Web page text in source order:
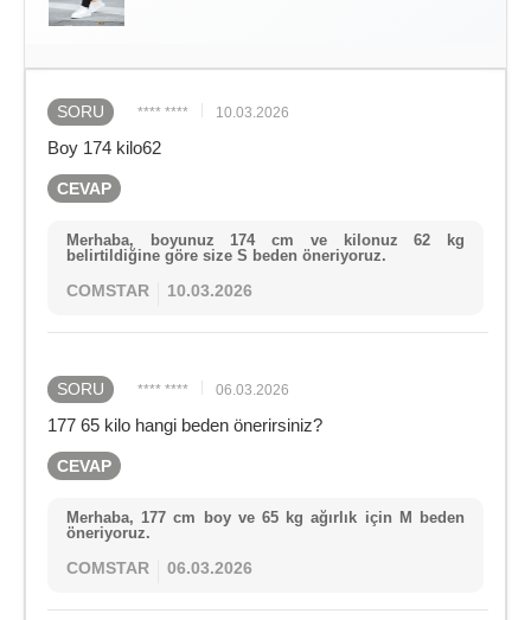
SORU **** **** 10.03.2026
Boy 174 kilo62
CEVAP
Merhaba, boyunuz 174 cm ve kilonuz 62 kg
belirtildiğine göre size S beden öneriyoruz.
COMSTAR 10.03.2026
SORU **** **** 06.03.2026
177 65 kilo hangi beden önerirsiniz?
CEVAP
Merhaba, 177 cm boy ve 65 kg ağırlık için M beden
öneriyoruz.
COMSTAR 06.03.2026